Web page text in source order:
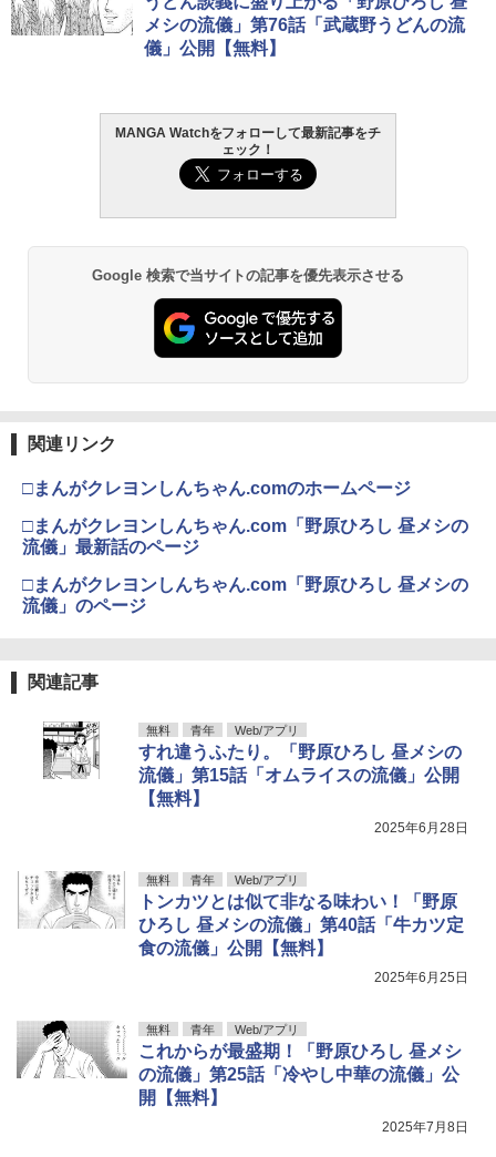
メシの流儀」第76話「武蔵野うどんの流
儀」公開【無料】
MANGA Watchをフォローして最新記事をチ
ェック！
Google 検索で当サイトの記事を優先表示させる
関連リンク
□まんがクレヨンしんちゃん.comのホームページ
□まんがクレヨンしんちゃん.com「野原ひろし 昼メシの
流儀」最新話のページ
□まんがクレヨンしんちゃん.com「野原ひろし 昼メシの
流儀」のページ
関連記事
無料 青年 Web/アプリ
すれ違うふたり。「野原ひろし 昼メシの
流儀」第15話「オムライスの流儀」公開
【無料】
2025年6月28日
無料 青年 Web/アプリ
トンカツとは似て非なる味わい！「野原
ひろし 昼メシの流儀」第40話「牛カツ定
食の流儀」公開【無料】
2025年6月25日
無料 青年 Web/アプリ
これからが最盛期！「野原ひろし 昼メシ
の流儀」第25話「冷やし中華の流儀」公
開【無料】
2025年7月8日